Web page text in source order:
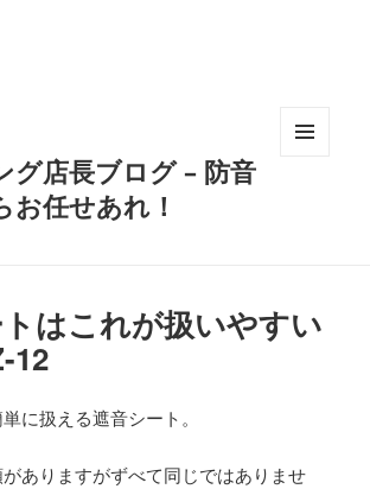
グ店長ブログ – 防音
お任せあれ！
はこれが扱いやすい
12
に扱える遮音シート。
ありますがずべて同じではありませ